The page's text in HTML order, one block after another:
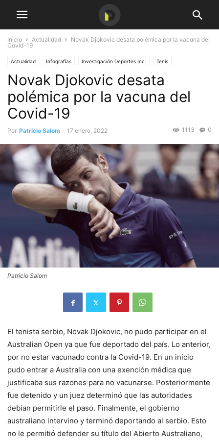
Inicio Actualidad
Novak Djokovic desata polémica por la vacuna del
Covid-19
Actualidad Infografías Investigación Deportes Inc. Tenis
Novak Djokovic desata
polémica por la vacuna del
Covid-19
Por Patricio Salom - 17 enero, 2022 0
1113
Patricio Salom
El tenista serbio, Novak Djokovic, no pudo participar en el
Australian Open ya que fue deportado del país. Lo anterior,
por no estar vacunado contra la Covid-19. En un inicio
pudo entrar a Australia con una exención médica que
justificaba sus razones para no vacunarse. Posteriormente
fue detenido y un juez determinó que las autoridades
debían permitirle el paso. Finalmente, el gobierno
australiano intervino y terminó deportando al serbio. Esto
no le permitió defender su título del Abierto Australiano,